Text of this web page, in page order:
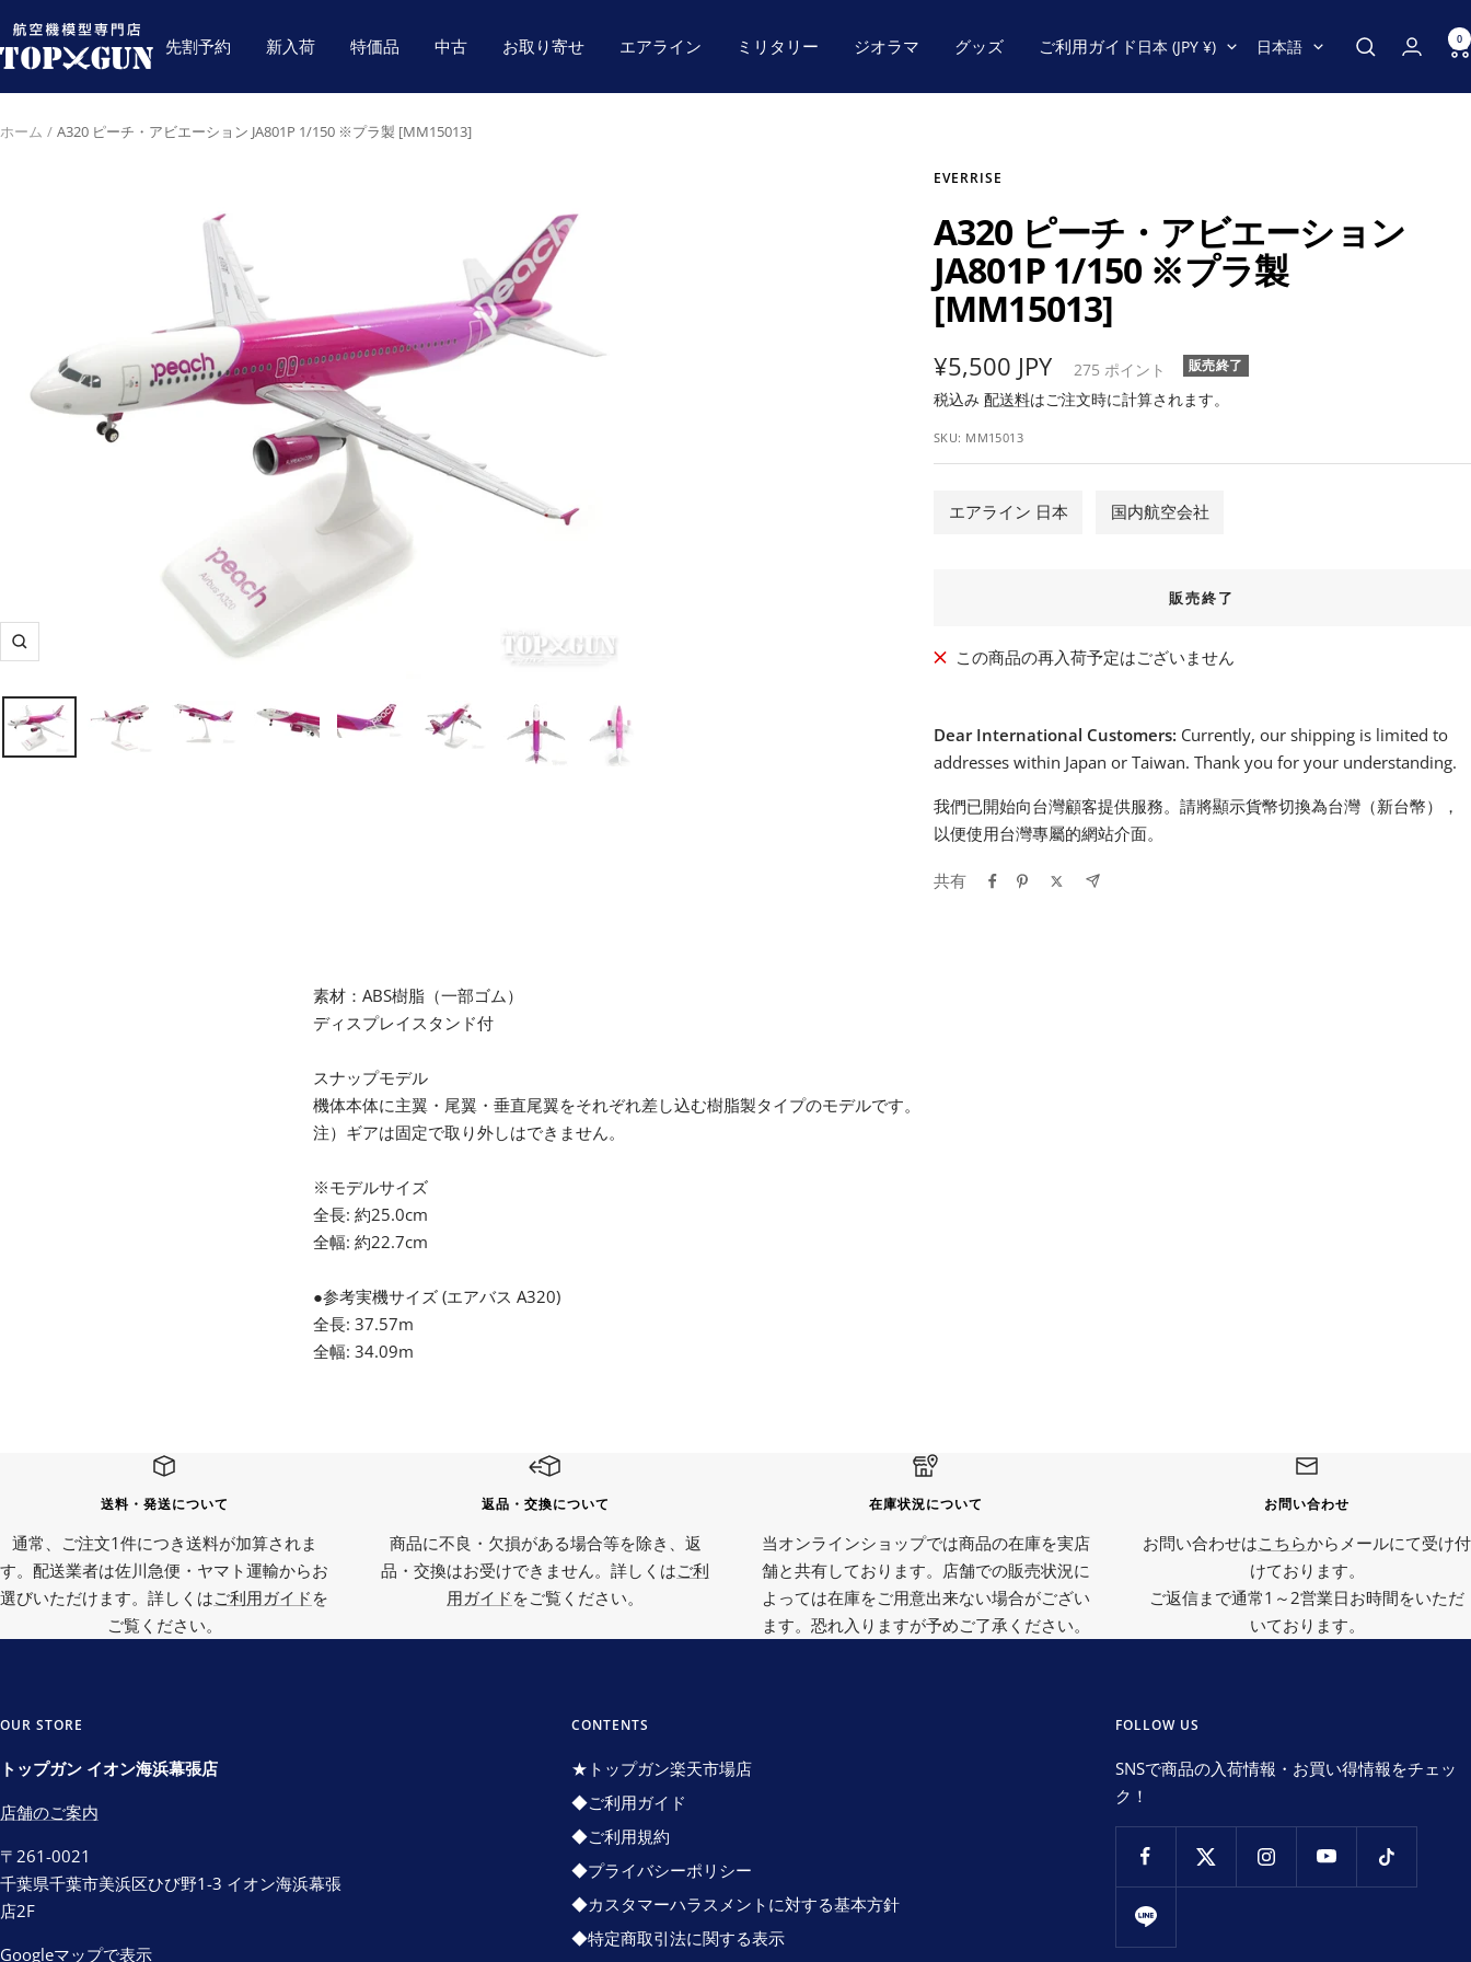
ン
テ
ン
ツ
先割予約 新入荷 特価品 中古 お取り寄せ エアライン ミリタリー ジオラマ グッズ ご利用ガイド
航
空
機
型
国/
域
日本 (JPY ¥)
言
日本語 0
ホーム A320 ピーチ・アビエーション JA801P 1/150 ※プラ製 [MM15013]
ズ
ム
イ
ン
EVERRISE
A320 ピーチ・アビエーション
JA801P 1/150 ※プラ製
[MM15013]
セ
ー
ル
¥5,500 JPY 275 ポイント 販売終了
税込み 配送料はご注文時に計算されます。
SKU: MM15013
エアライン 日本 国内航空会社
販売終了
この商品の再入荷予定はございません
Dear International Customers: Currently, our shipping is limited to
addresses within Japan or Taiwan. Thank you for your understanding.
我們已開始向台灣顧客提供服務。請將顯示貨幣切換為台灣（新台幣），
以便使用台灣專屬的網站介面。
共有
素材：ABS樹脂（一部ゴム）
ディスプレイスタンド付
スナップモデル
機体本体に主翼・尾翼・垂直尾翼をそれぞれ差し込む樹脂製タイプのモデルです。
注）ギアは固定で取り外しはできません。
※モデルサイズ
全長: 約25.0cm
全幅: 約22.7cm
●参考実機サイズ (エアバス A320)
全長: 37.57m
全幅: 34.09m
送料・発送について
通常、ご注文1件につき送料が加算されま
す。配送業者は佐川急便・ヤマト運輸からお
選びいただけます。詳しくはご利用ガイド を
ご覧ください。
返品・交換について
商品に不良・欠損がある場合等を除き、返
品・交換はお受けできません。詳しくはご利
用ガイド をご覧ください。
在庫状況について
当オンラインショップでは商品の在庫を実店
舗と共有しております。店舗での販売状況に
よっては在庫をご用意出来ない場合がござい
ます。恐れ入りますが予めご了承ください。
お問い合わせ
お問い合わせはこちらからメールにて受け付
けております。
ご返信まで通常1～2営業日お時間をいただ
いております。
OUR STORE
トップガン イオン海浜幕張店
店舗のご案内
〒261-0021
千葉県千葉市美浜区ひび野1-3 イオン海浜幕張
店2F
Googleマップで表示
CONTENTS
★トップガン楽天市場店
◆ご利用ガイド
◆ご利用規約
◆プライバシーポリシー
◆カスタマーハラスメントに対する基本方針
◆特定商取引法に関する表示
FOLLOW US
SNSで商品の入荷情報・お買い得情報をチェッ
ク！